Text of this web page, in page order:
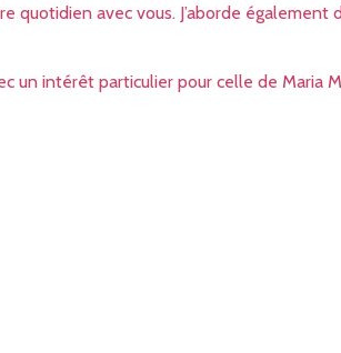
quotidien avec vous. J’aborde également
un intérêt particulier pour celle de Maria